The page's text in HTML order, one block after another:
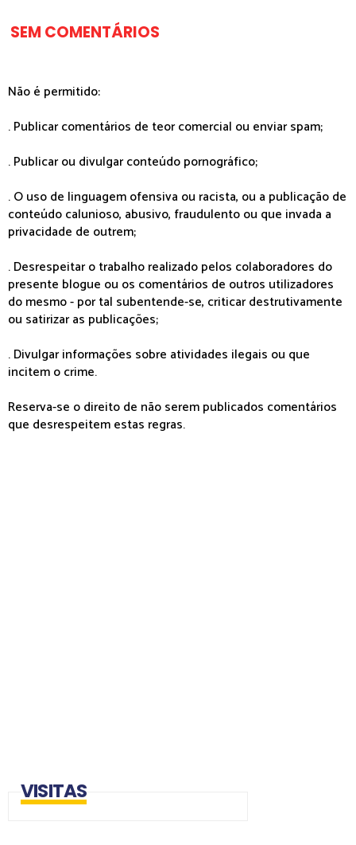
SEM COMENTÁRIOS
Não é permitido:
. Publicar comentários de teor comercial ou enviar spam;
. Publicar ou divulgar conteúdo pornográfico;
. O uso de linguagem ofensiva ou racista, ou a publicação de
conteúdo calunioso, abusivo, fraudulento ou que invada a
privacidade de outrem;
. Desrespeitar o trabalho realizado pelos colaboradores do
presente blogue ou os comentários de outros utilizadores
do mesmo - por tal subentende-se, criticar destrutivamente
ou satirizar as publicações;
. Divulgar informações sobre atividades ilegais ou que
incitem o crime.
Reserva-se o direito de não serem publicados comentários
que desrespeitem estas regras.
VISITAS